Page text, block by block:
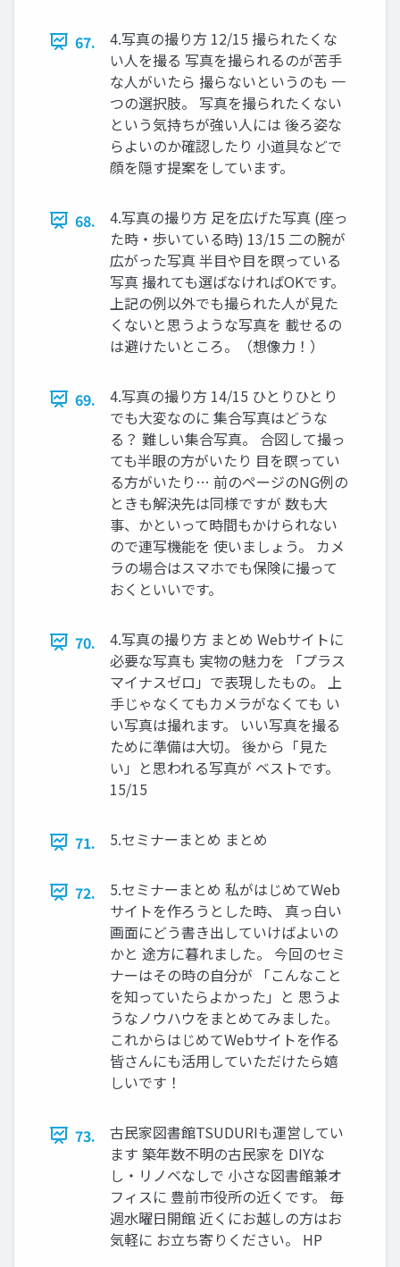
67.
4.写真の撮り方 12/15 撮られたくな
い人を撮る 写真を撮られるのが苦手
な人がいたら 撮らないというのも 一
つの選択肢。 写真を撮られたくない
という気持ちが強い人には 後ろ姿な
らよいのか確認したり 小道具などで
顔を隠す提案をしています。
68.
4.写真の撮り方 足を広げた写真 (座っ
た時・歩いている時) 13/15 二の腕が
広がった写真 半目や目を瞑っている
写真 撮れても選ばなければOKです。
上記の例以外でも撮られた人が見た
くないと思うような写真を 載せるの
は避けたいところ。（想像力！）
69.
4.写真の撮り方 14/15 ひとりひとり
でも大変なのに 集合写真はどうな
る？ 難しい集合写真。 合図して撮っ
ても半眼の方がいたり 目を瞑ってい
る方がいたり… 前のページのNG例の
ときも解決先は同様ですが 数も大
事、かといって時間もかけられない
ので連写機能を 使いましょう。 カメ
ラの場合はスマホでも保険に撮って
おくといいです。
70.
4.写真の撮り方 まとめ Webサイトに
必要な写真も 実物の魅力を 「プラス
マイナスゼロ」で表現したもの。 上
手じゃなくてもカメラがなくても い
い写真は撮れます。 いい写真を撮る
ために準備は大切。 後から「見た
い」と思われる写真が ベストです。
15/15
71. 5.セミナーまとめ まとめ
72.
5.セミナーまとめ 私がはじめてWeb
サイトを作ろうとした時、 真っ白い
画面にどう書き出していけばよいの
かと 途方に暮れました。 今回のセミ
ナーはその時の自分が 「こんなこと
を知っていたらよかった」と 思うよ
うなノウハウをまとめてみました。
これからはじめてWebサイトを作る
皆さんにも活用していただけたら嬉
しいです！
73.
古民家図書館TSUDURIも運営してい
ます 築年数不明の古民家を DIYな
し・リノベなしで 小さな図書館兼オ
フィスに 豊前市役所の近くです。 毎
週水曜日開館 近くにお越しの方はお
気軽に お立ち寄りください。 HP